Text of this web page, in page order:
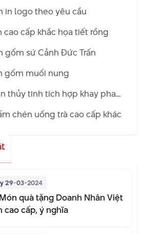
in logo theo yêu cầu
cao cấp khắc họa tiết rồng
gốm sứ Cảnh Đức Trấn
gốm muối nung
thủy tinh tích hợp khay pha
chén uống trà cao cấp khác
29-03-2024
quà tặng Doanh Nhân Việt
cao cấp, ý nghĩa